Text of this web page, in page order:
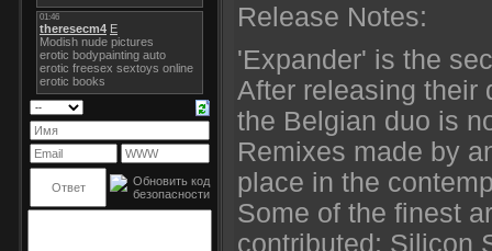
Release Notes:
'Expander' is the
After releasing their
the Belgian duo is
Remixes made by
place in the
Some of the finest
contributed: Silicon